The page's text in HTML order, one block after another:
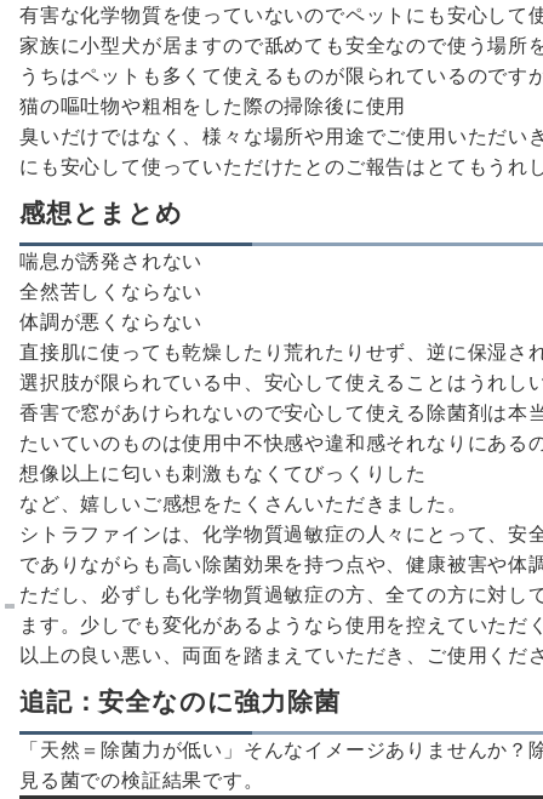
有害な化学物質を使っていないのでペットにも安心して
家族に小型犬が居ますので舐めても安全なので使う場所
うちはペットも多くて使えるものが限られているのです
猫の嘔吐物や粗相をした際の掃除後に使用
臭いだけではなく、様々な場所や用途でご使用いただ
にも安心して使っていただけたとのご報告はとてもうれ
感想とまとめ
喘息が誘発されない
全然苦しくならない
体調が悪くならない
直接肌に使っても乾燥したり荒れたりせず、逆に保湿さ
選択肢が限られている中、安心して使えることはうれし
香害で窓があけられないので安心して使える除菌剤は本
たいていのものは使用中不快感や違和感それなりにある
想像以上に匂いも刺激もなくてびっくりした
など、嬉しいご感想をたくさんいただきました。
シトラファインは、化学物質過敏症の人々にとって、
でありながらも高い除菌効果を持つ点や、健康被害や
ただし、必ずしも化学物質過敏症の方、全ての方に対
ます。少しでも変化があるようなら使用を控えていただ
以上の良い悪い、両面を踏まえていただき、ご使用くだ
追記：安全なのに強力除菌
「天然＝除菌力が低い」そんなイメージありませんか
見る菌での検証結果です。